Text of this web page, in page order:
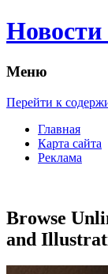
Новости
Меню
Перейти к
Главная
Карта сайта
Реклама
Browse
and